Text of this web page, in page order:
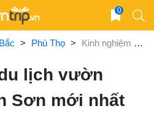
0
> Phú Thọ > Kinh nghiệm du lịch vườn quốc gia Xuân Sơn mới nhất bạn phải biết
lịch vườn
Sơn mới nhất